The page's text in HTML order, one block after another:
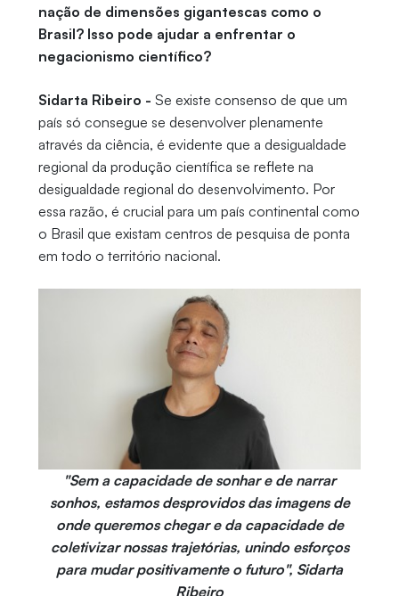
nação de dimensões gigantescas como o
Brasil? Isso pode ajudar a enfrentar o
negacionismo científico?
Sidarta Ribeiro - Se existe consenso de que um
país só consegue se desenvolver plenamente
através da ciência, é evidente que a desigualdade
regional da produção científica se reflete na
desigualdade regional do desenvolvimento. Por
essa razão, é crucial para um país continental como
o Brasil que existam centros de pesquisa de ponta
em todo o território nacional.
"Sem a capacidade de sonhar e de narrar
sonhos, estamos desprovidos das imagens de
onde queremos chegar e da capacidade de
coletivizar nossas trajetórias, unindo esforços
para mudar positivamente o futuro", Sidarta
Ribeiro